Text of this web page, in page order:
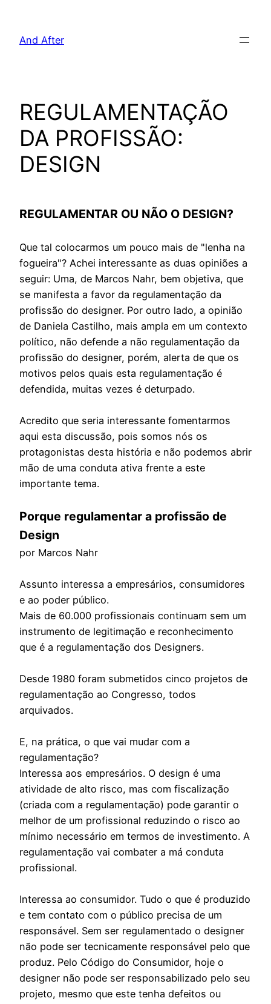
And After
REGULAMENTAÇÃO
DA PROFISSÃO:
DESIGN
REGULAMENTAR OU NÃO O DESIGN?
Que tal colocarmos um pouco mais de "lenha na
fogueira"? Achei interessante as duas opiniões a
seguir: Uma, de Marcos Nahr, bem objetiva, que
se manifesta a favor da regulamentação da
profissão do designer. Por outro lado, a opinião
de Daniela Castilho, mais ampla em um contexto
político, não defende a não regulamentação da
profissão do designer, porém, alerta de que os
motivos pelos quais esta regulamentação é
defendida, muitas vezes é deturpado.
Acredito que seria interessante fomentarmos
aqui esta discussão, pois somos nós os
protagonistas desta história e não podemos abrir
mão de uma conduta ativa frente a este
importante tema.
Porque regulamentar a profissão de
Design
por Marcos Nahr
Assunto interessa a empresários, consumidores
e ao poder público.
Mais de 60.000 profissionais continuam sem um
instrumento de legitimação e reconhecimento
que é a regulamentação dos Designers.
Desde 1980 foram submetidos cinco projetos de
regulamentação ao Congresso, todos
arquivados.
E, na prática, o que vai mudar com a
regulamentação?
Interessa aos empresários. O design é uma
atividade de alto risco, mas com fiscalização
(criada com a regulamentação) pode garantir o
melhor de um profissional reduzindo o risco ao
mínimo necessário em termos de investimento. A
regulamentação vai combater a má conduta
profissional.
Interessa ao consumidor. Tudo o que é produzido
e tem contato com o público precisa de um
responsável. Sem ser regulamentado o designer
não pode ser tecnicamente responsável pelo que
produz. Pelo Código do Consumidor, hoje o
designer não pode ser responsabilizado pelo seu
projeto, mesmo que este tenha defeitos ou